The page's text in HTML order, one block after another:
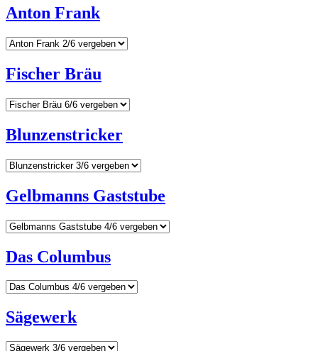
Anton Frank
Fischer Bräu
Blunzenstricker
Gelbmanns Gaststube
Das Columbus
Sägewerk